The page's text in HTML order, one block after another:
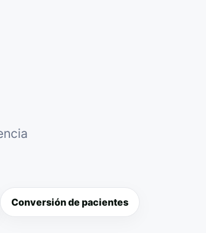
Conversión de pacientes